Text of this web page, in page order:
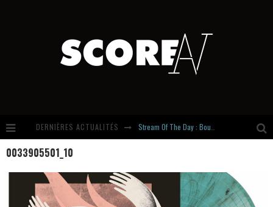
DERNIÈRES ACTUALITÉS
Hardcore, Actually. Meet Cút Lộn
0033905501_10